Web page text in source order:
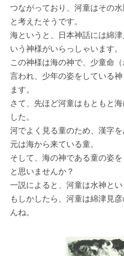
つながっており、河童はその
と考えたそうです。
海というと、日本神話には綿
いう神様がいらっしゃいます。
この神様は海の神で、少童命
言われ、少年の姿をしている
ます。
さて、先ほど河童はもともと
した。
河でよく見る童のため、漢字を
元は海から来ている童。
そして、海の神である童の姿
と思いませんか？
一説によると、河童は水神とい
もしかしたら、河童は綿津見
んね。